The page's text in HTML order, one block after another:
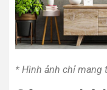
* Hình ảnh chỉ mang